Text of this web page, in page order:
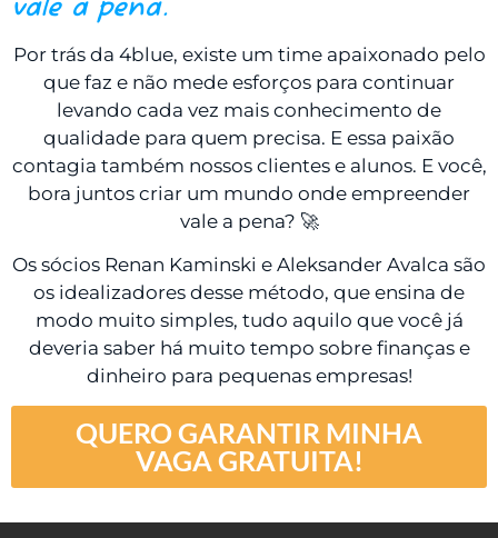
vale a pena.
Por trás da 4blue, existe um time apaixonado pelo
que faz e não mede esforços para continuar
levando cada vez mais conhecimento de
qualidade para quem precisa. E essa paixão
contagia também nossos clientes e alunos. E você,
bora juntos criar um mundo onde empreender
vale a pena? 🚀
Os sócios Renan Kaminski e Aleksander Avalca são
os idealizadores desse método, que ensina de
modo muito simples, tudo aquilo que você já
deveria saber há muito tempo sobre finanças e
dinheiro para pequenas empresas!
QUERO GARANTIR MINHA
VAGA GRATUITA!